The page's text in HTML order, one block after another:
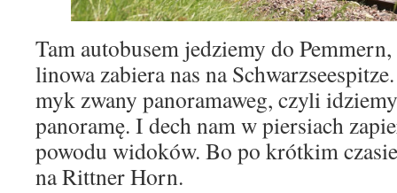
Tam autobusem jedziemy do
linowa zabiera nas na
myk zwany panoramaweg, czyli
panoramę. I dech nam w piersiach
powodu widoków. Bo po krótkim
na Rittner Horn.